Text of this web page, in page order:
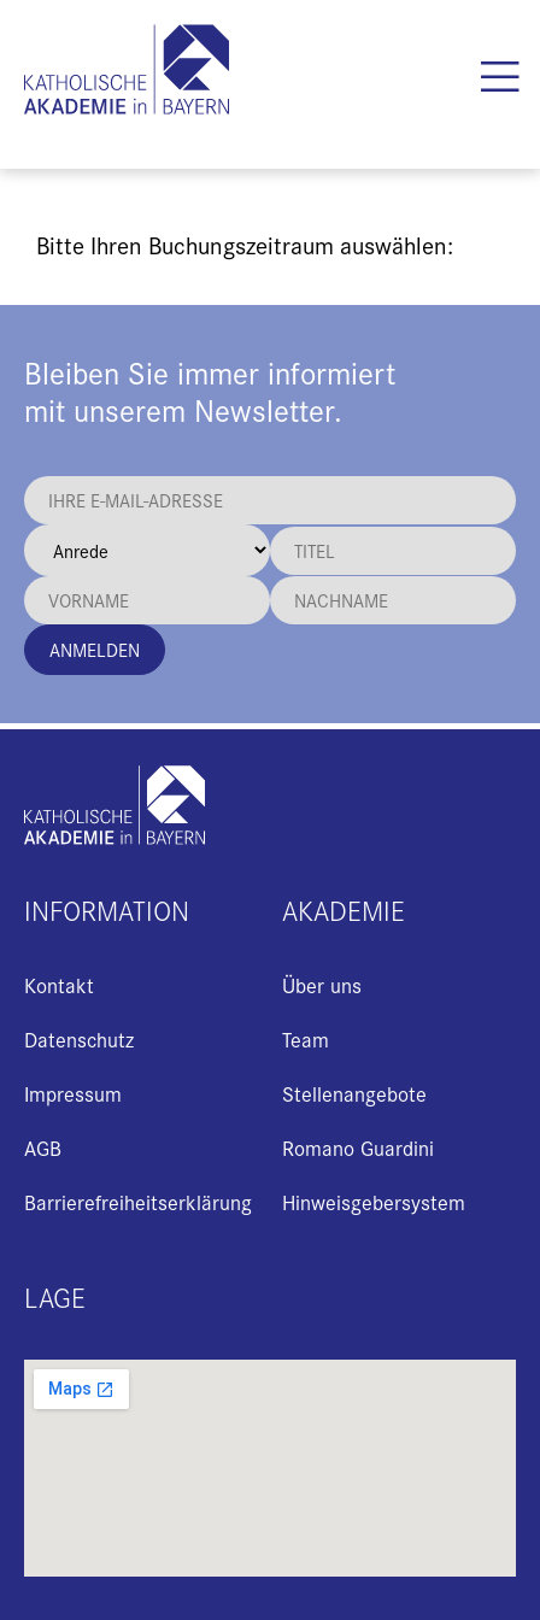
Bitte Ihren Buchungszeitraum auswählen:
Bleiben Sie immer informiert
mit unserem Newsletter.
ANMELDEN
INFORMATION
Kontakt
Datenschutz
Impressum
AGB
Barrierefreiheitserklärung
AKADEMIE
Über uns
Team
Stellenangebote
Romano Guardini
Hinweisgebersystem
LAGE